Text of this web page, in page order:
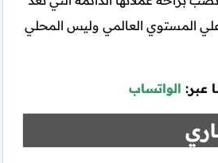
علي المستوي العالمي وليس المحلي
عبر: الواتساب